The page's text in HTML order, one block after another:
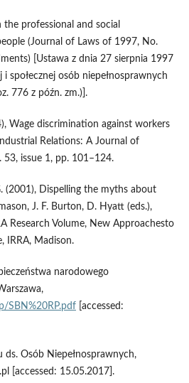
professional and social
(Journal of Laws of 1997, No.
[Ustawa z dnia 27 sierpnia 1997
społecznej osób niepełnosprawnych
776 z późn. zm.)].
Wage discrimination against workers
Relations: A Journal of
53, issue 1, pp. 101–124.
(2001), Dispelling the myths about
J. F. Burton, D. Hyatt (eds.),
Research Volume, New Approachesto
IRRA, Madison.
narodowego
SBN%20RP.pdf[accessed:
ds. Osób Niepełnosprawnych,
[accessed: 15.05.2017].